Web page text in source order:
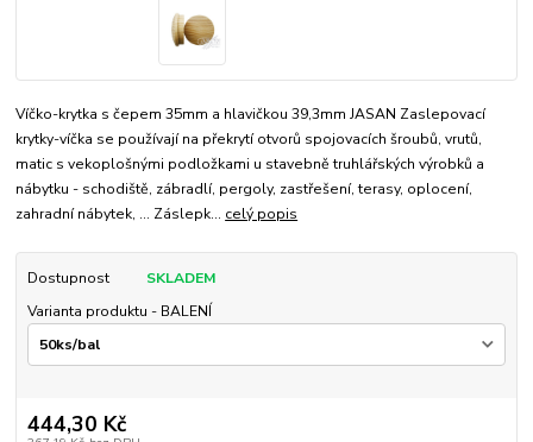
Víčko-krytka s čepem 35mm a hlavičkou 39,3mm JASAN Zaslepovací
krytky-víčka se používají na překrytí otvorů spojovacích šroubů, vrutů,
matic s vekoplošnými podložkami u stavebně truhlářských výrobků a
nábytku - schodiště, zábradlí, pergoly, zastřešení, terasy, oplocení,
zahradní nábytek, ... Záslepk... celý popis
Dostupnost
SKLADEM
Varianta produktu - BALENÍ
444,30 Kč